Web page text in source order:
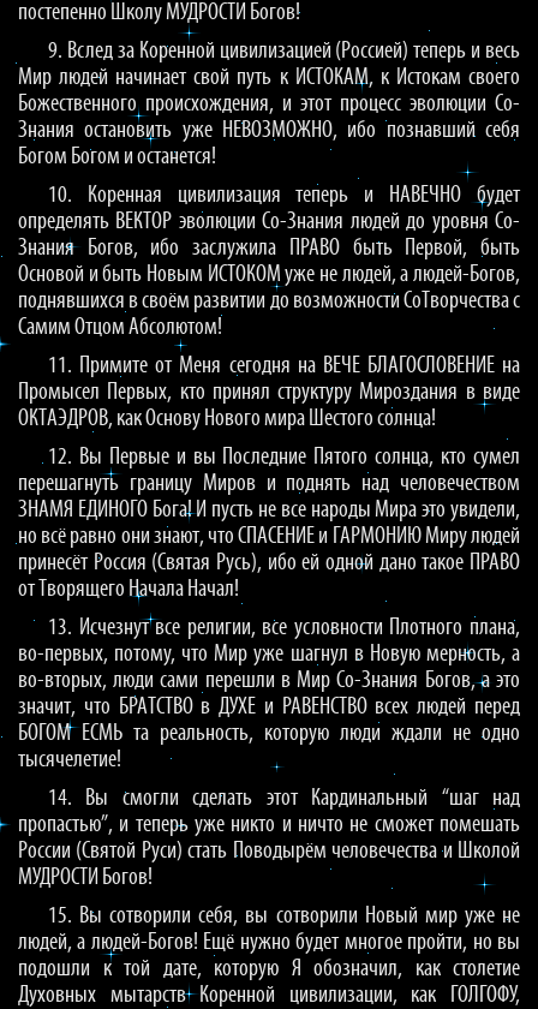
постепенно Школу МУДРОСТИ Богов!
9. Вслед за Коренной цивилизацией (Россией) теперь и весь
Мир людей начинает свой путь к ИСТОКАМ, к Истокам своего
Божественного происхождения, и этот процесс эволюции Со-
Знания остановить уже НЕВОЗМОЖНО, ибо познавший себя
Богом Богом и останется!
10. Коренная цивилизация теперь и НАВЕЧНО будет
определять ВЕКТОР эволюции Со-Знания людей до уровня Со-
Знания Богов, ибо заслужила ПРАВО быть Первой, быть
Основой и быть Новым ИСТОКОМ уже не людей, а людей-Богов,
поднявшихся в своём развитии до возможности СоТворчества с
Самим Отцом Абсолютом!
11. Примите от Меня сегодня на ВЕЧЕ БЛАГОСЛОВЕНИЕ на
Промысел Первых, кто принял структуру Мироздания в виде
ОКТАЭДРОВ, как Основу Нового мира Шестого солнца!
12. Вы Первые и вы Последние Пятого солнца, кто сумел
перешагнуть границу Миров и поднять над человечеством
ЗНАМЯ ЕДИНОГО Бога! И пусть не все народы Мира это увидели,
но всё равно они знают, что СПАСЕНИЕ и ГАРМОНИЮ Миру людей
принесёт Россия (Святая Русь), ибо ей одной дано такое ПРАВО
от Творящего Начала Начал!
13. Исчезнут все религии, все условности Плотного плана,
во-первых, потому, что Мир уже шагнул в Новую мерность, а
во-вторых, люди сами перешли в Мир Со-Знания Богов, а это
значит, что БРАТСТВО в ДУХЕ и РАВЕНСТВО всех людей перед
БОГОМ ЕСМЬ та реальность, которую люди ждали не одно
тысячелетие!
14. Вы смогли сделать этот Кардинальный “шаг над
пропастью”, и теперь уже никто и ничто не сможет помешать
России (Святой Руси) стать Поводырём человечества и Школой
МУДРОСТИ Богов!
15. Вы сотворили себя, вы сотворили Новый мир уже не
людей, а людей-Богов! Ещё нужно будет многое пройти, но вы
подошли к той дате, которую Я обозначил, как столетие
Духовных мытарств Коренной цивилизации, как ГОЛГОФУ,